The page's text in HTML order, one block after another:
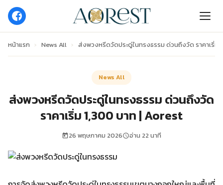
หน้าแรก › News All › ส่งพวงหรีดวัดประดู่ในทรงธรรม ด่วนถึงวัด ราคาเริ่ม
News All
ส่งพวงหรีดวัดประดู่ในทรงธรรม ด่วนถึงวัด
ราคาเริ่ม 1,300 บาท | Aorest
26 พฤษภาคม 2026 อ่าน 22 นาที